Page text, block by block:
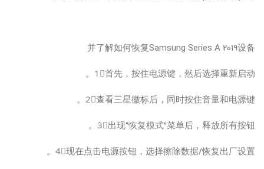
并了解如何恢复Samsung Series A 2019设备
1⃣首先，按住电源键，然后选择重新启动。
2⃣查看三星徽标后，同时按住音量和电源键。
3⃣出现“恢复模式”菜单后，释放所有按钮。
4⃣现在点击电源按钮，选择擦除数据/恢复出厂设置。